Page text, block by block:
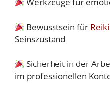
Bewusstsein für Reiki
Seinszustand
Sicherheit in der
im professionellen